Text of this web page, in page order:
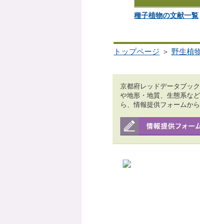
種子植物の文献一覧
トップページ ＞ 野生植
京都府レッドデータブッ
や地形・地質、生態系な
ら、情報提供フォームか